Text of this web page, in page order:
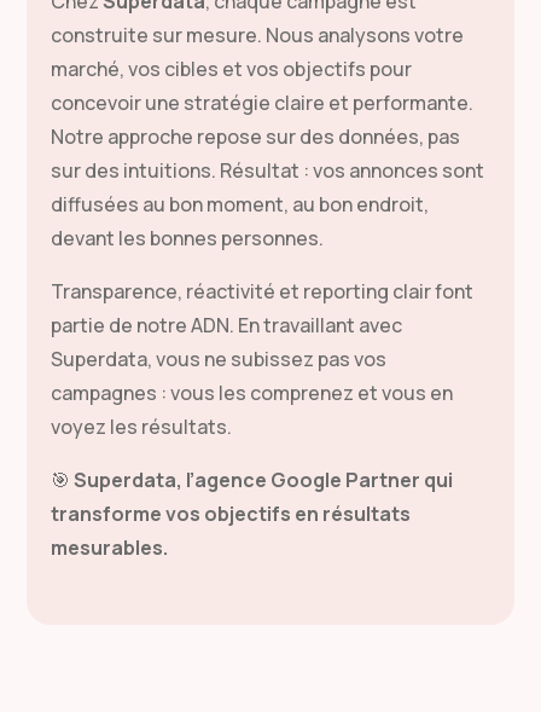
construite sur mesure. Nous analysons votre
marché, vos cibles et vos objectifs pour
concevoir une stratégie claire et performante.
Notre approche repose sur des données, pas
sur des intuitions. Résultat : vos annonces sont
diffusées au bon moment, au bon endroit,
devant les bonnes personnes.
Transparence, réactivité et reporting clair font
partie de notre ADN. En travaillant avec
Superdata, vous ne subissez pas vos
campagnes : vous les comprenez et vous en
voyez les résultats.
🎯Superdata, l’agence Google Partner qui
transforme vos objectifs en résultats
mesurables.